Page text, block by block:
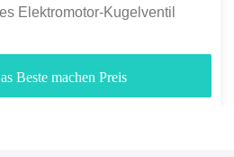
Elektromotor-Kugelventil
Beste machen Preis